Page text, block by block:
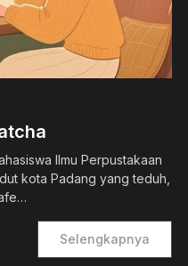
Ilmu Perpustakaan
kota Padang yang teduh,
Selengkapnya